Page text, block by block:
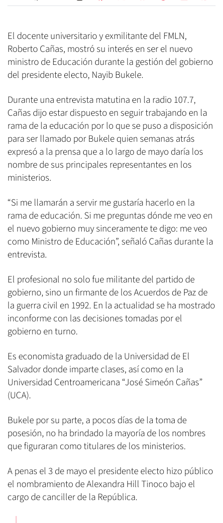
El docente universitario y exmilitante del FMLN,
Roberto Cañas, mostró su interés en ser el nuevo
ministro de Educación durante la gestión del gobierno
del presidente electo, Nayib Bukele.
Durante una entrevista matutina en la radio 107.7,
Cañas dijo estar dispuesto en seguir trabajando en la
rama de la educación por lo que se puso a disposición
para ser llamado por Bukele quien semanas atrás
expresó a la prensa que a lo largo de mayo daría los
nombre de sus principales representantes en los
ministerios.
“Si me llamarán a servir me gustaría hacerlo en la
rama de educación. Si me preguntas dónde me veo en
el nuevo gobierno muy sinceramente te digo: me veo
como Ministro de Educación”, señaló Cañas durante la
entrevista.
El profesional no solo fue militante del partido de
gobierno, sino un firmante de los Acuerdos de Paz de
la guerra civil en 1992. En la actualidad se ha mostrado
inconforme con las decisiones tomadas por el
gobierno en turno.
Es economista graduado de la Universidad de El
Salvador donde imparte clases, así como en la
Universidad Centroamericana “José Simeón Cañas”
(UCA).
Bukele por su parte, a pocos días de la toma de
posesión, no ha brindado la mayoría de los nombres
que figuraran como titulares de los ministerios.
A penas el 3 de mayo el presidente electo hizo público
el nombramiento de Alexandra Hill Tinoco bajo el
cargo de canciller de la República.